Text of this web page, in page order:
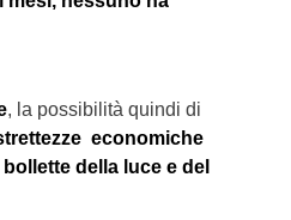
, la possibilità quindi di
economiche
della luce e del